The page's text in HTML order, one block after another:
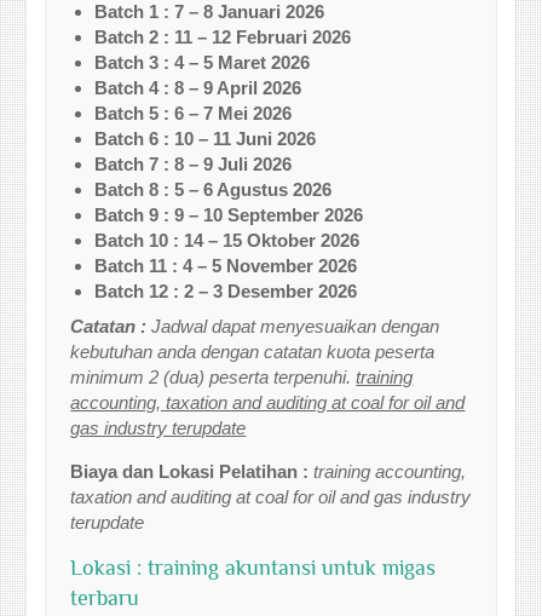
Batch 1 : 7 – 8 Januari 2026
Batch 2 : 11 – 12 Februari 2026
Batch 3 : 4 – 5 Maret 2026
Batch 4 : 8 – 9 April 2026
Batch 5 : 6 – 7 Mei 2026
Batch 6 : 10 – 11 Juni 2026
Batch 7 : 8 – 9 Juli 2026
Batch 8 : 5 – 6 Agustus 2026
Batch 9 : 9 – 10 September 2026
Batch 10 : 14 – 15 Oktober 2026
Batch 11 : 4 – 5 November 2026
Batch 12 : 2 – 3 Desember 2026
Catatan :Jadwal dapat menyesuaikan dengan
kebutuhan anda dengan catatan kuota peserta
minimum 2 (dua) peserta terpenuhi.training
accounting, taxation and auditing at coal for oil and
gas industry terupdate
Biaya dan Lokasi Pelatihan :training accounting,
taxation and auditing at coal for oil and gas industry
terupdate
Lokasi : training akuntansi untuk migas
terbaru